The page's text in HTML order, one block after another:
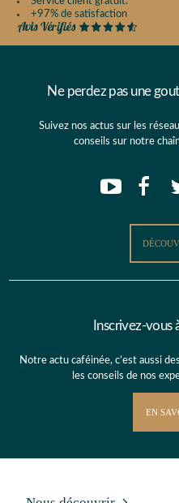
+97% de satisfaction
Ne perdez pas une
Suivez nos actus sur les
conseils sur notre
Inscrivez-vous
Notre actu caféinée, c’est aussi
les conseils de nos
EN